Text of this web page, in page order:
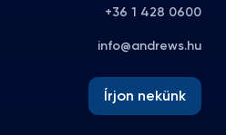
+36 1 428 0600
info@andrews.hu
Írjon nekünk